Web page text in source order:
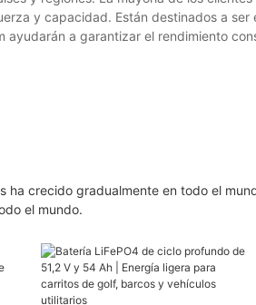
y capacidad. Están destinados a ser
a garantizar el rendimiento
crecido gradualmente en todo el
el mundo.